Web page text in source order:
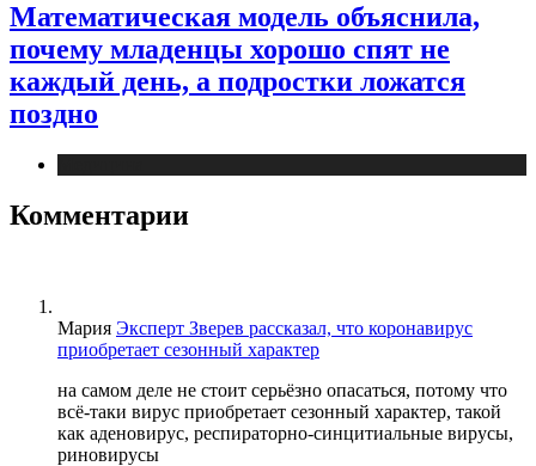
Математическая модель объяснила,
почему младенцы хорошо спят не
каждый день, а подростки ложатся
поздно
Комментарии
Мария Эксперт Зверев рассказал, что коронавирус
приобретает сезонный характер
на самом деле не стоит серьёзно опасаться, потому что
всё-таки вирус приобретает сезонный характер, такой
как аденовирус, респираторно-синцитиальные вирусы,
риновирусы